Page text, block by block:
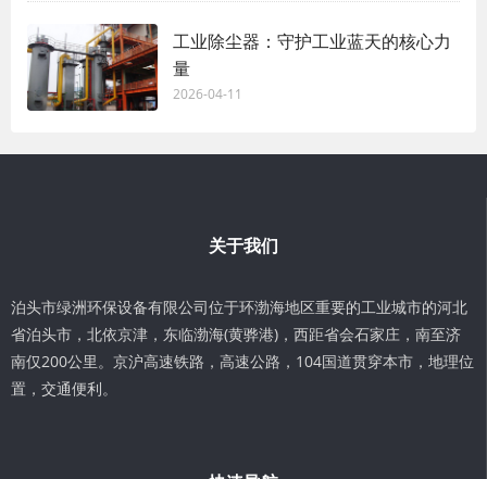
工业除尘器：守护工业蓝天的核心力
量
2026-04-11
关于我们
泊头市绿洲环保设备有限公司位于环渤海地区重要的工业城市的河北
省泊头市，北依京津，东临渤海(黄骅港)，西距省会石家庄，南至济
南仅200公里。京沪高速铁路，高速公路，104国道贯穿本市，地理位
置，交通便利。